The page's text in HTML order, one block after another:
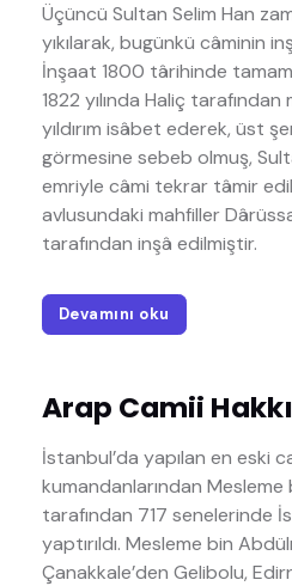
Üçüncü Sultan Selim Han
yıkılarak, bugünkü câminin
İnşaat 1800 târihinde
1822 yılında Haliç
yıldırım isâbet ederek, üst
görmesine sebeb olmuş,
emriyle câmi tekrar tâmir
avlusundaki mahfiller
tarafından inşâ edilmiştir.
Devamını oku
Arap Camii
İstanbul’da yapılan en eski
kumandanlarından
tarafından 717 senelerinde
yaptırıldı. Mesleme bin
Çanakkale’den Gelibolu,